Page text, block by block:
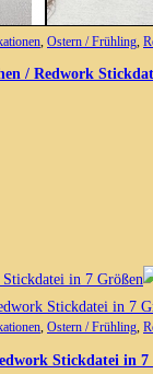
, Ostern / Frühling,
/ Redwork
, Ostern / Frühling,
Stickdatei in 7